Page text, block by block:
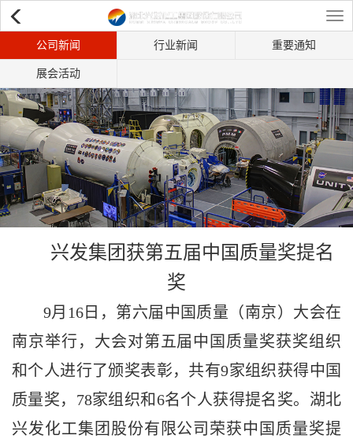
公司新闻 行业新闻 重要通知
展会活动
兴发集团获第五届中国质量奖提名
奖
9月16日，第六届中国质量（南京）大会在
南京举行，大会对第五届中国质量奖获奖组织
和个人进行了颁奖表彰，共有9家组织获得中国
质量奖，78家组织和6名个人获得提名奖。湖北
兴发化工集团股份有限公司荣获中国质量奖提